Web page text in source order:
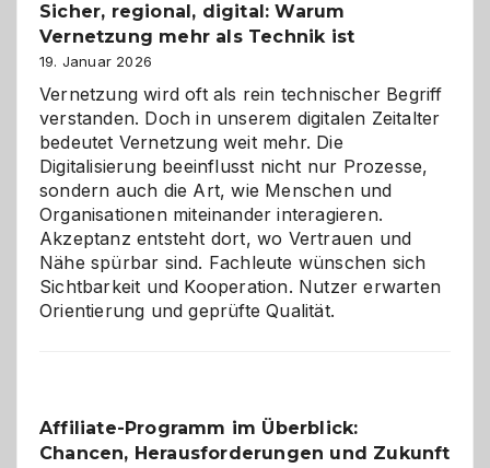
ein
dreifaches
Alaaf!
Sicher, regional, digital: Warum
Vernetzung mehr als Technik ist
19. Januar 2026
Vernetzung wird oft als rein technischer Begriff
verstanden. Doch in unserem digitalen Zeitalter
bedeutet Vernetzung weit mehr. Die
Digitalisierung beeinflusst nicht nur Prozesse,
sondern auch die Art, wie Menschen und
Organisationen miteinander interagieren.
Akzeptanz entsteht dort, wo Vertrauen und
Nähe spürbar sind. Fachleute wünschen sich
Sichtbarkeit und Kooperation. Nutzer erwarten
Orientierung und geprüfte Qualität.
Affiliate-Programm im Überblick:
Chancen, Herausforderungen und Zukunft